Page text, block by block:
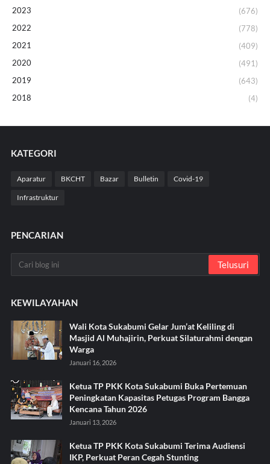
2023
(676)
2022
(778)
2021
(409)
2020
(491)
2019
(643)
2018
(4)
KATEGORI
Aparatur BKCHT Bazar Bulletin Covid-19
Infrastruktur
PENCARIAN
KEWILAYAHAN
Wali Kota Sukabumi Gelar Jum’at Keliling di
Masjid Al Muhajirin, Perkuat Silaturahmi dengan
Warga
Januari 16, 2026
Ketua TP PKK Kota Sukabumi Buka Pertemuan
Peningkatan Kapasitas Petugas Program Bangga
Kencana Tahun 2026
Januari 13, 2026
Ketua TP PKK Kota Sukabumi Terima Audiensi
IKP, Perkuat Peran Cegah Stunting